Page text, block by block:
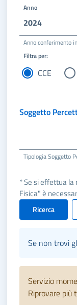
Anno
2024
Anno conferimento
Filtra per:
CCE
Soggetto
Tipologia Soggetto
* Se si effettua
Fisica" è
Ricerca
Se non trovi
Servizio
Riprovare più